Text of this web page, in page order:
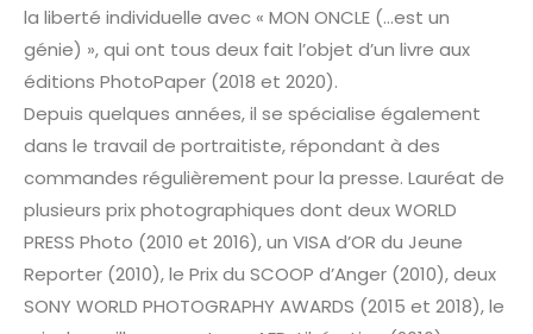
la liberté individuelle avec « MON ONCLE (…est un
génie) », qui ont tous deux fait l’objet d’un livre aux
éditions PhotoPaper (2018 et 2020).
Depuis quelques années, il se spécialise également
dans le travail de portraitiste, répondant à des
commandes régulièrement pour la presse. Lauréat de
plusieurs prix photographiques dont deux WORLD
PRESS Photo (2010 et 2016), un VISA d’OR du Jeune
Reporter (2010), le Prix du SCOOP d’Anger (2010), deux
SONY WORLD PHOTOGRAPHY AWARDS (2015 et 2018), le